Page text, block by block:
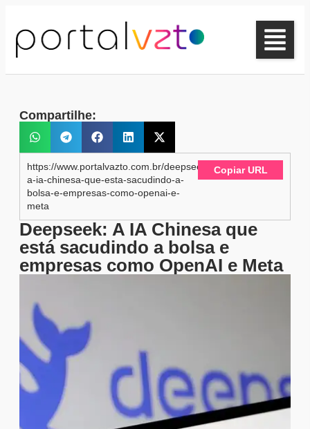
Compartilhe:
https://www.portalvazto.com.br/deepseek-
a-ia-chinesa-que-esta-sacudindo-a-
bolsa-e-empresas-como-openai-e-
meta
Copiar URL
Deepseek: A IA Chinesa que
está sacudindo a bolsa e
empresas como OpenAI e Meta